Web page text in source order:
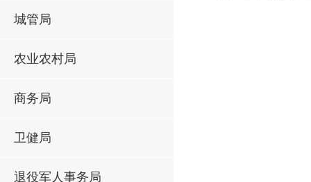
城管局
农业农村局
商务局
卫健局
退役军人事务局